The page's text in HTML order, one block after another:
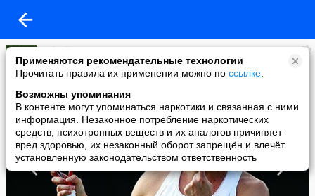
Применяются рекомендательные технологии
Прочитать правила их применении можно по ссылке
Возможны упоминания
В контенте могут упоминаться наркотики и связанная с ними
информация. Незаконное потребление наркотических
средств, психотропных веществ и их аналогов причиняет
вред здоровью, их незаконный оборот запрещён и влечёт
установленную законодательством ответственность
Raketka KZ
added a photo
02 Jul в 11:12